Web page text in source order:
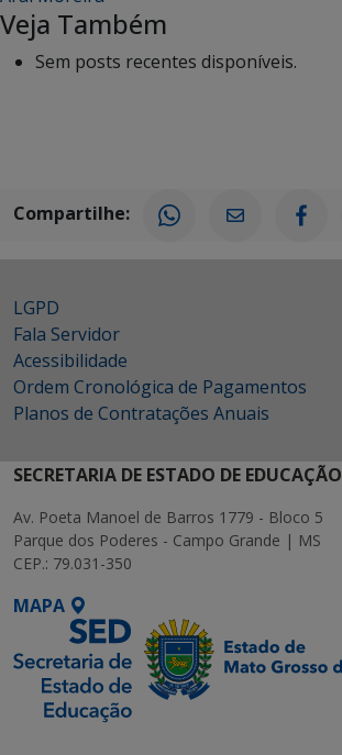
Veja Também
Sem posts recentes disponíveis.
Compartilhe:
LGPD
Fala Servidor
Acessibilidade
Ordem Cronológica de Pagamentos
Planos de Contratações Anuais
SECRETARIA DE ESTADO DE EDUCAÇÃO
Av. Poeta Manoel de Barros 1779 - Bloco 5
Parque dos Poderes - Campo Grande | MS
CEP.: 79.031-350
MAPA